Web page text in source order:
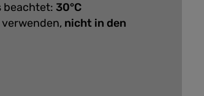
beachtet: 30°C
verwenden, nicht in den